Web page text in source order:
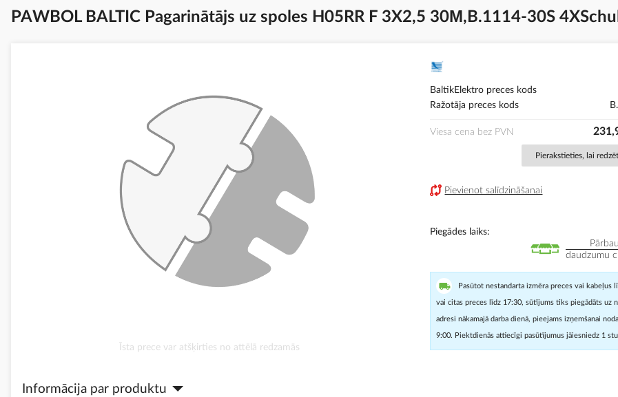
PAWBOL BALTIC Pagarinātājs uz spoles H05RR F 3X2,5 30М,B.1114-30S
sākumu
Īsta prece var atšķirties no attēlā redzamās
BaltikElektro preces kods
Ražotāja preces kods
Viesa cena bez PVN
Pierakstieties, lai
Pievienot salīdzināšanai
Piegādes laiks
daudzumu
Pasūtot nestandarta izmēra preces vai kabeļus
vai citas preces līdz 17:30, sūtījums tiks piegādāts uz
adresi nākamajā darba dienā, pieejams izņemšanai
9:00. Piektdienās attiecīgi pasūtījumus jāiesniedz 1
Informācija par produktu